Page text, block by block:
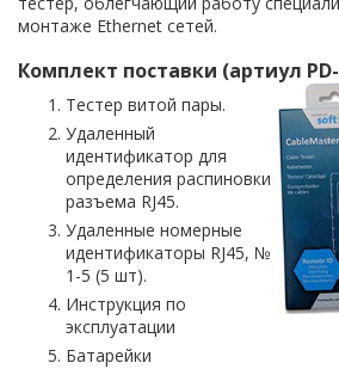
монтаже Ethernet сетей.
Комплект поставки (артиул
Тестер витой пары.
Удаленный
идентификатор для
определения распиновки
разъема RJ45.
Удаленные номерные
идентификаторы RJ45, №
1-5 (5 шт).
Инструкция по
эксплуатации
Батарейки